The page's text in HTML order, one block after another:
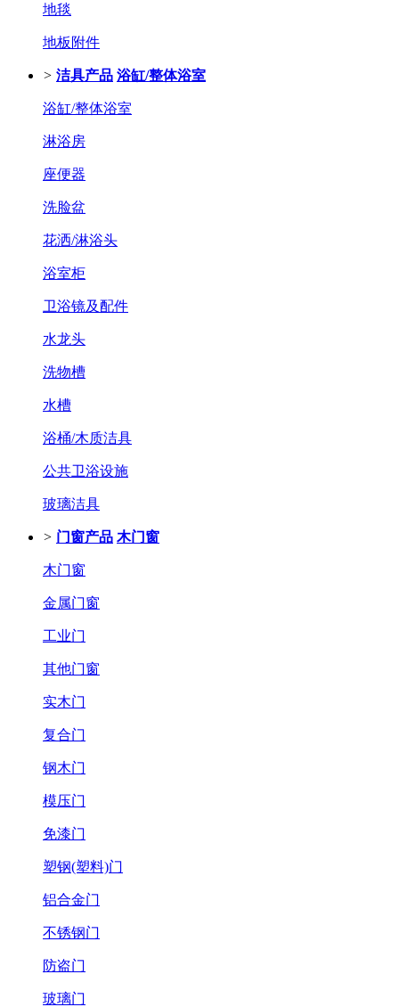
地毯
地板附件
> 洁具产品 浴缸/整体浴室
浴缸/整体浴室
淋浴房
座便器
洗脸盆
花洒/淋浴头
浴室柜
卫浴镜及配件
水龙头
洗物槽
水槽
浴桶/木质洁具
公共卫浴设施
玻璃洁具
> 门窗产品 木门窗
木门窗
金属门窗
工业门
其他门窗
实木门
复合门
钢木门
模压门
免漆门
塑钢(塑料)门
铝合金门
不锈钢门
防盗门
玻璃门